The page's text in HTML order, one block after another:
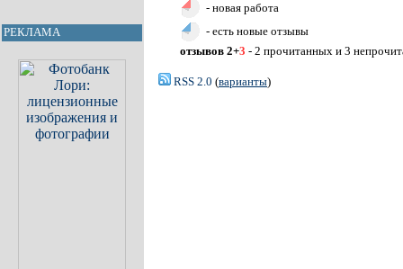
РЕКЛАМА
- новая работа
- есть новые отзывы
отзывов 2+3 - 2 прочитанных и 3
RSS 2.0 (варианты)